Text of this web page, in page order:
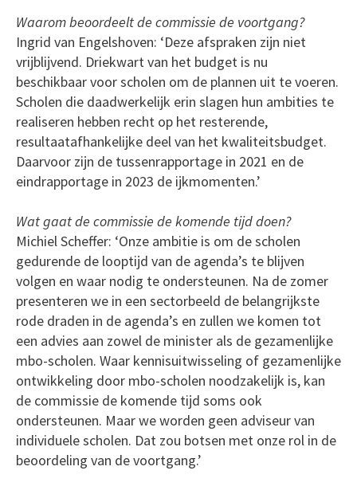
Waarom beoordeelt de commissie de voortgang?
Ingrid van Engelshoven: ‘Deze afspraken zijn niet
vrijblijvend. Driekwart van het budget is nu
beschikbaar voor scholen om de plannen uit te voeren.
Scholen die daadwerkelijk erin slagen hun ambities te
realiseren hebben recht op het resterende,
resultaatafhankelijke deel van het kwaliteitsbudget.
Daarvoor zijn de tussenrapportage in 2021 en de
eindrapportage in 2023 de ijkmomenten.’
Wat gaat de commissie de komende tijd doen?
Michiel Scheffer: ‘Onze ambitie is om de scholen
gedurende de looptijd van de agenda’s te blijven
volgen en waar nodig te ondersteunen. Na de zomer
presenteren we in een sectorbeeld de belangrijkste
rode draden in de agenda’s en zullen we komen tot
een advies aan zowel de minister als de gezamenlijke
mbo-scholen. Waar kennisuitwisseling of gezamenlijke
ontwikkeling door mbo-scholen noodzakelijk is, kan
de commissie de komende tijd soms ook
ondersteunen. Maar we worden geen adviseur van
individuele scholen. Dat zou botsen met onze rol in de
beoordeling van de voortgang.’